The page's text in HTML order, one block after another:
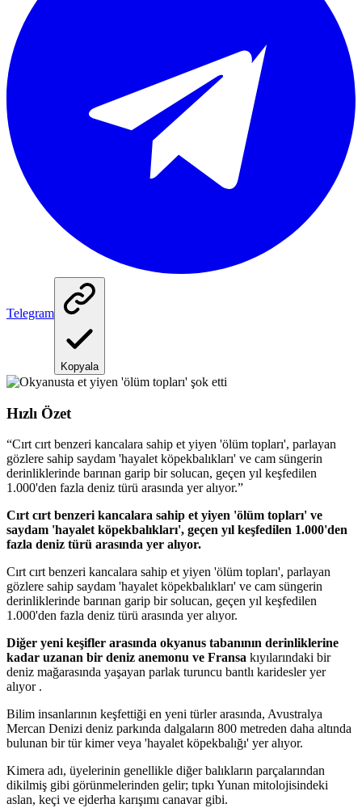
Telegram
Kopyala
Hızlı Özet
“Cırt cırt benzeri kancalara sahip et yiyen 'ölüm topları', parlayan
gözlere sahip saydam 'hayalet köpekbalıkları' ve cam süngerin
derinliklerinde barınan garip bir solucan, geçen yıl keşfedilen
1.000'den fazla deniz türü arasında yer alıyor.”
Cırt cırt benzeri kancalara sahip et yiyen 'ölüm topları' ve
saydam 'hayalet köpekbalıkları', geçen yıl keşfedilen 1.000'den
fazla deniz türü arasında yer alıyor.
Cırt cırt benzeri kancalara sahip et yiyen 'ölüm topları', parlayan
gözlere sahip saydam 'hayalet köpekbalıkları' ve cam süngerin
derinliklerinde barınan garip bir solucan, geçen yıl keşfedilen
1.000'den fazla deniz türü arasında yer alıyor.
Diğer yeni keşifler arasında okyanus tabanının derinliklerine
kadar uzanan bir deniz anemonu ve Fransa kıyılarındaki bir
deniz mağarasında yaşayan parlak turuncu bantlı karidesler yer
alıyor .
Bilim insanlarının keşfettiği en yeni türler arasında, Avustralya
Mercan Denizi deniz parkında dalgaların 800 metreden daha altında
bulunan bir tür kimer veya 'hayalet köpekbalığı' yer alıyor.
Kimera adı, üyelerinin genellikle diğer balıkların parçalarından
dikilmiş gibi görünmelerinden gelir; tıpkı Yunan mitolojisindeki
aslan, keçi ve ejderha karışımı canavar gibi.